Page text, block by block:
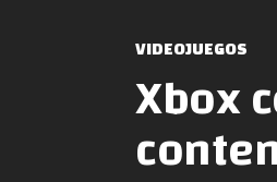
VIDEOJUEGOS
Xbox